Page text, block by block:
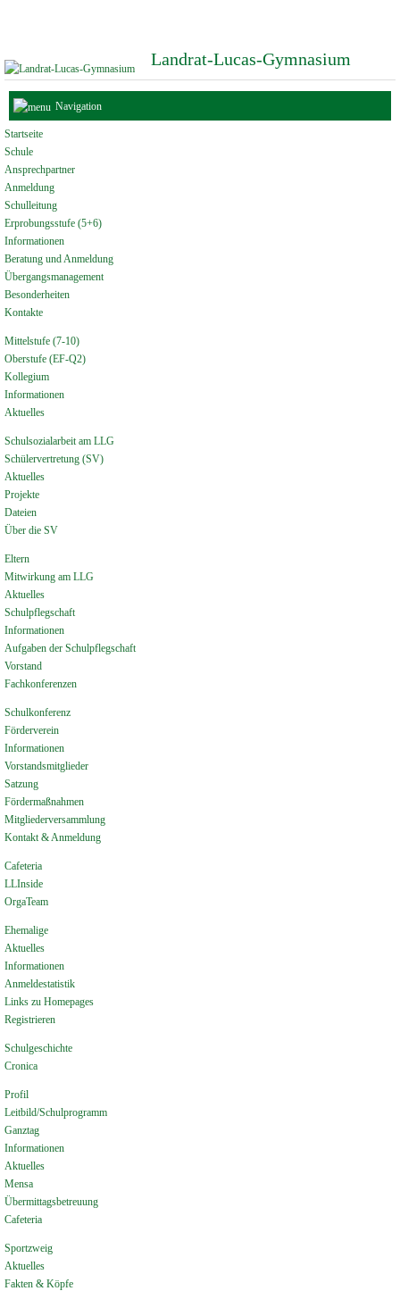
Landrat-Lucas-Gymnasium
Navigation
Startseite
Schule
Ansprechpartner
Anmeldung
Schulleitung
Erprobungsstufe (5+6)
Informationen
Beratung und Anmeldung
Übergangsmanagement
Besonderheiten
Kontakte
Mittelstufe (7-10)
Oberstufe (EF-Q2)
Kollegium
Informationen
Aktuelles
Schulsozialarbeit am LLG
Schülervertretung (SV)
Aktuelles
Projekte
Dateien
Über die SV
Eltern
Mitwirkung am LLG
Aktuelles
Schulpflegschaft
Informationen
Aufgaben der Schulpflegschaft
Vorstand
Fachkonferenzen
Schulkonferenz
Förderverein
Informationen
Vorstandsmitglieder
Satzung
Fördermaßnahmen
Mitgliederversammlung
Kontakt & Anmeldung
Cafeteria
LLInside
OrgaTeam
Ehemalige
Aktuelles
Informationen
Anmeldestatistik
Links zu Homepages
Registrieren
Schulgeschichte
Cronica
Profil
Leitbild/Schulprogramm
Ganztag
Informationen
Aktuelles
Mensa
Übermittagsbetreuung
Cafeteria
Sportzweig
Aktuelles
Fakten & Köpfe